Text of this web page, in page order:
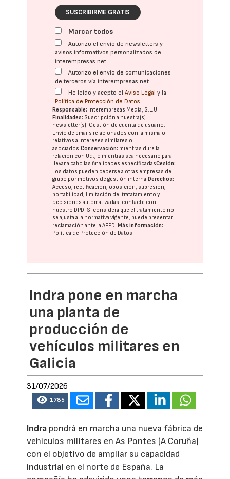
SUSCRIBIRME GRATIS
Marcar todos
Autorizo el envío de newsletters y
avisos informativos personalizados de
interempresas.net
Autorizo el envío de comunicaciones
de terceros vía interempresas.net
He leído y acepto elAviso Legal y la
Política de Protección de Datos
Responsable: Interempresas Media, S.L.U.
Finalidades: Suscripción a nuestra(s)
newsletter(s). Gestión de cuenta de usuario.
Envío de emails relacionados con la misma o
relativos a intereses similares o
asociados.Conservación: mientras dure la
relación con Ud., o mientras sea necesario para
llevar a cabo las finalidades especificadasCesión:
Los datos pueden cederse a otras empresas del
grupo por motivos de gestión interna.Derechos:
Acceso, rectificación, oposición, supresión,
portabilidad, limitación del tratatamiento y
decisiones automatizadas: contacte con
nuestro DPD. Si considera que el tratamiento no
se ajusta a la normativa vigente, puede presentar
reclamación ante laAEPD.Más información:
Política de Protección de Datos
Indra pone en marcha
una planta de
producción de
vehículos militares en
Galicia
31/07/2026
1785
Indra pondrá en marcha una nueva fábrica de
vehículos militares en As Pontes (A Coruña)
con el objetivo de ampliar su capacidad
industrial en el norte de España. La